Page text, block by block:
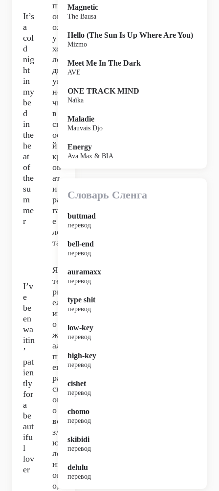
It’s
a
col
d
nig
ht
in
my
be
d
in
the
he
at
of
the
su
m
me
r
пр
ов
ож
у
хо
ло
дн
ую
но
чь
в
св
ое
й
кр
ов
ат
и в
раз
гар
е
ле
та,
I’v
e
be
en
wa
itin
’
pat
ien
tly
for
a
be
aut
ifu
l
lov
er
Я
те
рп
ел
ив
о
жд
ал
пр
ек
ра
сн
ог
о
во
зл
юб
ле
нн
ог
о,
Magnetic
The Bausa
Hello (The Sun Is Up Where Are You)
Mizmo
Meet Me In The Dark
AVE
ONE TRACK MIND
Naïka
Maladie
Mauvais Djo
Energy
Ava Max & BIA
Словарь Сленга
buttmad
перевод
bell-end
перевод
auramaxx
перевод
type shit
перевод
low-key
перевод
high-key
перевод
cishet
перевод
chomo
перевод
skibidi
перевод
delulu
перевод